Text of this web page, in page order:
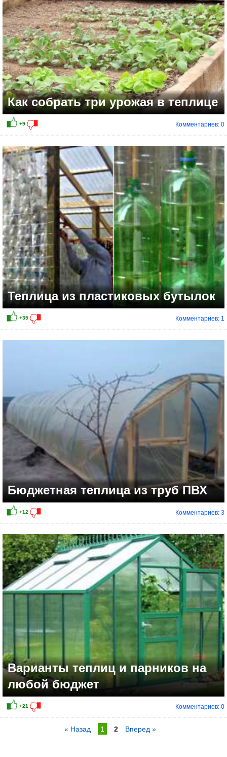
Как собрать три урожая в теплице
Комментариев: 0
Теплица из пластиковых бутылок
Комментариев: 1
Бюджетная теплица из труб ПВХ
Комментариев: 3
Варианты теплиц и парников на
любой бюджет
Комментариев: 0
« Назад 1 2 Вперед »